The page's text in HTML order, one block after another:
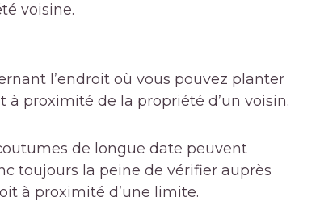
voisine.
l’endroit où vous pouvez planter
à proximité de la propriété d’un voisin.
de longue date peuvent
toujours la peine de vérifier auprès
à proximité d’une limite.